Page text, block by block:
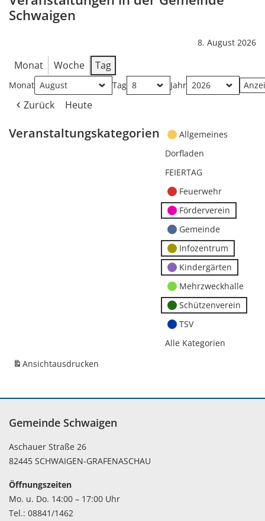
Schwaigen
8. August 2026
Monat Woche Tag
Monat Tag Jahr
Zurück Heute
Veranstaltungskategorien
Allgemeines
Dorfladen
FEIERTAG
Feuerwehr
Förderverein
Gemeinde
Infozentrum
Kindergärten
Mehrzweckhalle
Schützenverein
TSV
Alle Kategorien
Ansichtausdrucken
Gemeinde Schwaigen
Aschauer Straße 26
82445 SCHWAIGEN-GRAFENASCHAU
Öffnungszeiten
Mo. u. Do. 14:00 – 17:00 Uhr
Tel.: 08841/1462